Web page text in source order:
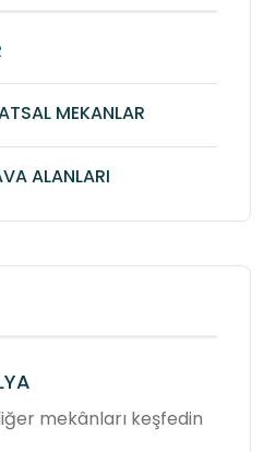
MEKANLAR
ALANLARI
mekânları keşfedin